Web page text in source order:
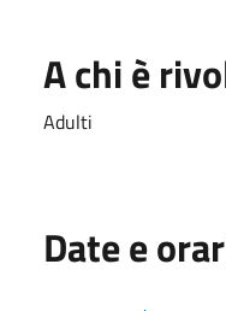
A chi è
Adulti
Date e